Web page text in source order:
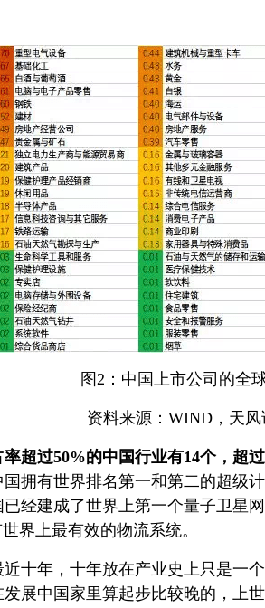
图2：中国上市公司的全
资料来源：WIND，天
超过50%的中国行业有14个，
国拥有世界排名第一和第二的超级
经建成了世界上第一个量子卫
界上最有效的物流系统。
十年，十年放在产业史上只是一
展中国家里算起步比较晚的，上